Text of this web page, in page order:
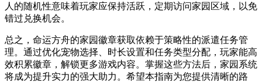
人的随机性意味着玩家应保持活跃，定期访问家园区域，以免
错过兑换机会。
总之，命运方舟的家园徽章获取依赖于策略性的派遣任务管
理。通过优化宠物选择、时长设置和任务类型分配，玩家能高
效积累徽章，解锁更多游戏内容。掌握这些方法后，家园系统
将成为提升实力的强大助力。希望本指南为您提供清晰的路